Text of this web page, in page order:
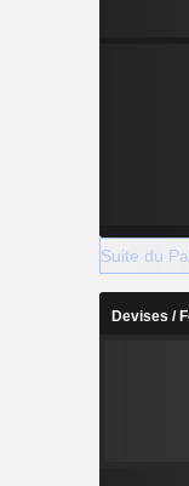
Suite du
Devises /